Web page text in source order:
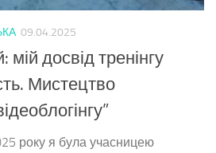
09.04.2025
мій досвід тренінгу
Мистецтво
року я була учасницею